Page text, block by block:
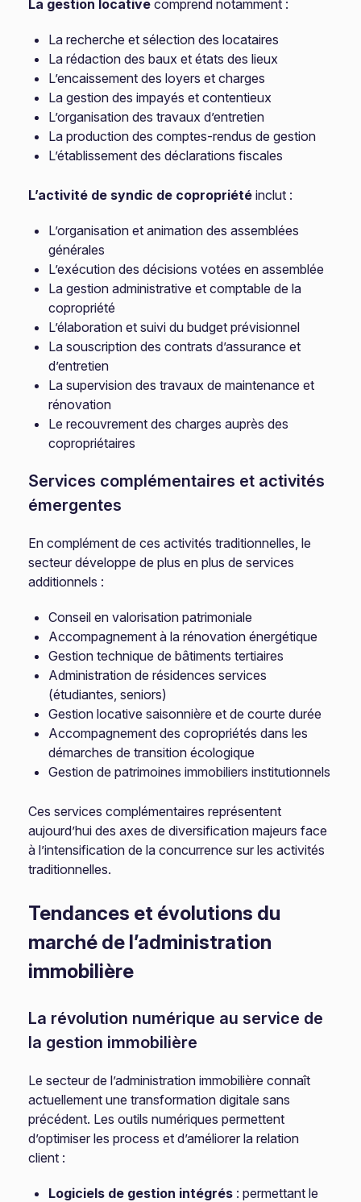
La gestion locative comprend notamment :
La recherche et sélection des locataires
La rédaction des baux et états des lieux
L’encaissement des loyers et charges
La gestion des impayés et contentieux
L’organisation des travaux d’entretien
La production des comptes-rendus de gestion
L’établissement des déclarations fiscales
L’activité de syndic de copropriété inclut :
L’organisation et animation des assemblées
générales
L’exécution des décisions votées en assemblée
La gestion administrative et comptable de la
copropriété
L’élaboration et suivi du budget prévisionnel
La souscription des contrats d’assurance et
d’entretien
La supervision des travaux de maintenance et
rénovation
Le recouvrement des charges auprès des
copropriétaires
Services complémentaires et activités
émergentes
En complément de ces activités traditionnelles, le
secteur développe de plus en plus de services
additionnels :
Conseil en valorisation patrimoniale
Accompagnement à la rénovation énergétique
Gestion technique de bâtiments tertiaires
Administration de résidences services
(étudiantes, seniors)
Gestion locative saisonnière et de courte durée
Accompagnement des copropriétés dans les
démarches de transition écologique
Gestion de patrimoines immobiliers institutionnels
Ces services complémentaires représentent
aujourd’hui des axes de diversification majeurs face
à l’intensification de la concurrence sur les activités
traditionnelles.
Tendances et évolutions du
marché de l’administration
immobilière
La révolution numérique au service de
la gestion immobilière
Le secteur de l’administration immobilière connaît
actuellement une transformation digitale sans
précédent. Les outils numériques permettent
d’optimiser les process et d’améliorer la relation
client :
Logiciels de gestion intégrés : permettant le